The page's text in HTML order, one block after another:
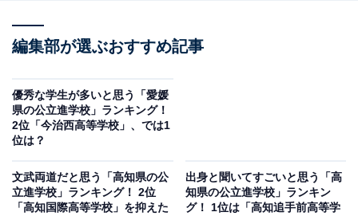
活動が全国大会で活躍する強豪です。
回答者からは「偏差値も高く、スポーツも強いイメージ
があるから」（20代男性／福岡県）、「素晴らしい学校
なイメージだからです」（20代女性／神奈川県）、「進
性／静岡県）といったコメントが寄せられています。
編集部が選ぶおすすめ記事
優秀な学生が多いと思う「愛媛
県の公立進学校」ランキング！
2位「今治西高等学校」、では1
位は？
文武両道だと思う「高知県の公
立進学校」ランキング！ 2位
「高知国際高等学校」を抑えた
出身と聞いてすごいと思う「高
知県の公立進学校」ランキン
グ！ 1位は「高知追手前高等学